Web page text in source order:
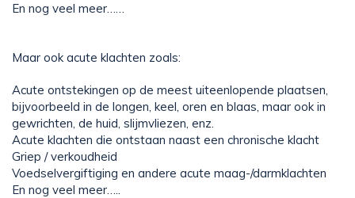
En nog veel meer……
Maar ook acute klachten zoals:
Acute ontstekingen op de meest uiteenlopende plaatsen,
bijvoorbeeld in de longen, keel, oren en blaas, maar ook in
gewrichten, de huid, slijmvliezen, enz.
Acute klachten die ontstaan naast een chronische klacht
Griep / verkoudheid
Voedselvergiftiging en andere acute maag-/darmklachten
En nog veel meer…..